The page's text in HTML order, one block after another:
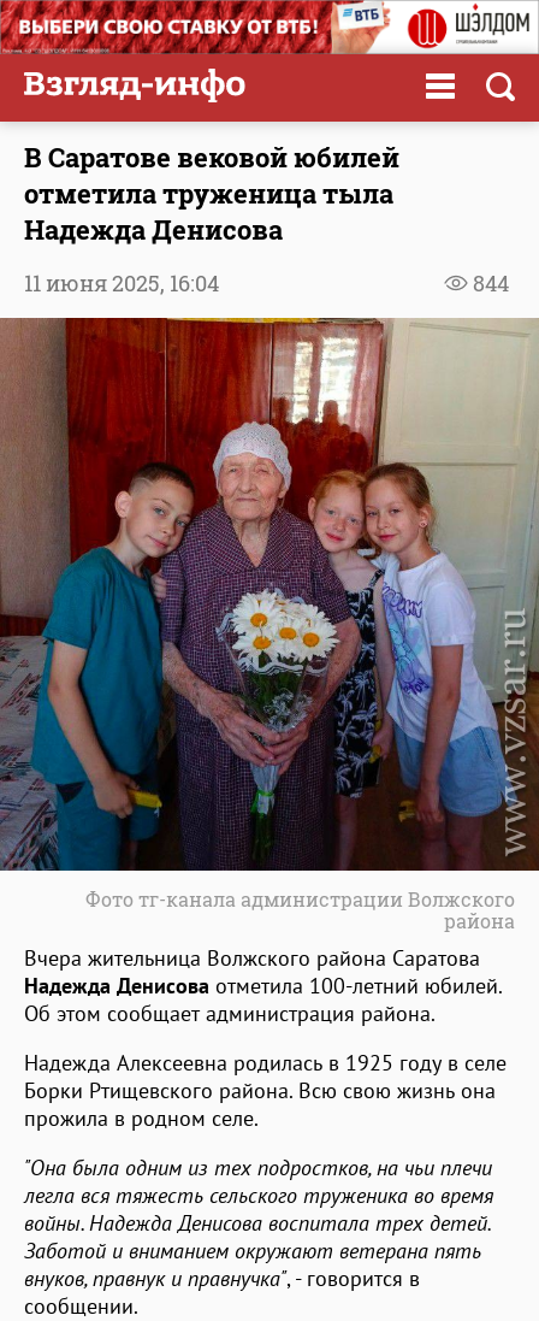
В Саратове вековой юбилей
отметила труженица тыла
Надежда Денисова
844
11 июня 2025, 16:04
Фото тг-канала администрации Волжского
района
Вчера жительница Волжского района Саратова
Надежда Денисова отметила 100-летний юбилей.
Об этом сообщает администрация района.
Надежда Алексеевна родилась в 1925 году в селе
Борки Ртищевского района. Всю свою жизнь она
прожила в родном селе.
"Она была одним из тех подростков, на чьи плечи
легла вся тяжесть сельского труженика во время
войны. Надежда Денисова воспитала трех детей.
Заботой и вниманием окружают ветерана пять
внуков, правнук и правнучка", - говорится в
сообщении.